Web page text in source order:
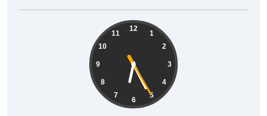
12
1
2
3
4
5
6
7
8
9
10
11